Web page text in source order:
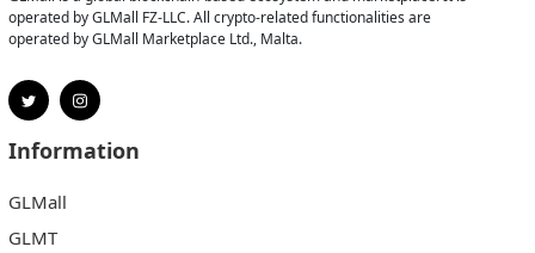
operated by GLMall FZ-LLC. All crypto-related functionalities are
operated by GLMall Marketplace Ltd., Malta.
Information
GLMall
GLMT